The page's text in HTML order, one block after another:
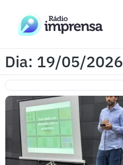
Dia: 19/05/2026